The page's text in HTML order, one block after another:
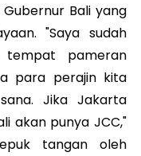
Bali yang
"Saya sudah
tempat pameran
para perajin kita
Jika Jakarta
akan punya JCC,"
tangan oleh